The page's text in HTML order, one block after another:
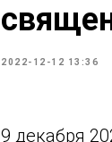
2022-12-12 13:36
9 декабря